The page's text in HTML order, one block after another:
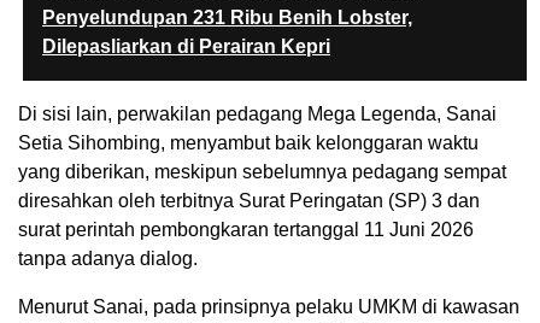
Penyelundupan 231 Ribu Benih Lobster,
Dilepasliarkan di Perairan Kepri
Di sisi lain, perwakilan pedagang Mega Legenda, Sanai
Setia Sihombing, menyambut baik kelonggaran waktu
yang diberikan, meskipun sebelumnya pedagang sempat
diresahkan oleh terbitnya Surat Peringatan (SP) 3 dan
surat perintah pembongkaran tertanggal 11 Juni 2026
tanpa adanya dialog.
Menurut Sanai, pada prinsipnya pelaku UMKM di kawasan